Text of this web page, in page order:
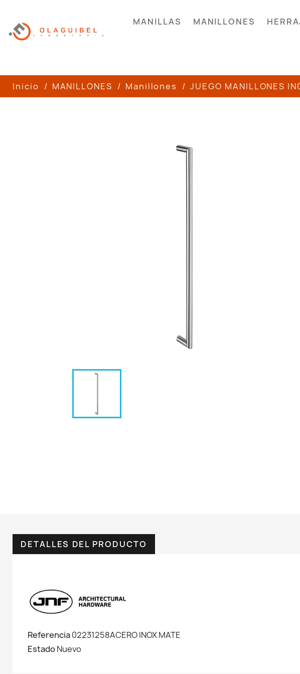
MANILLAS MANILLONES
Inicio MANILLONES Manillones JUEGO MANILLONES
DETALLES DEL PRODUCTO
Referencia02231258ACERO INOX MATE
EstadoNuevo